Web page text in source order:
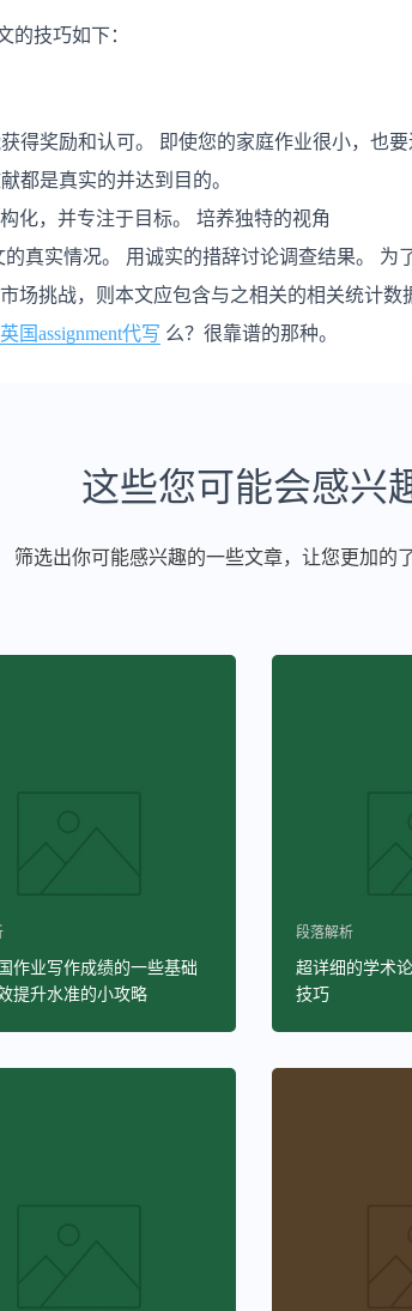
的技巧如下：
得奖励和认可。 即使您的家庭作业很小，也
都是真实的并达到目的。
化，并专注于目标。 培养独特的视角
真实情况。 用诚实的措辞讨论调查结果。
场挑战，则本文应包含与之相关的相关统计
英国assignment代写 么？很靠谱的那种。
这些您可能会感兴
筛选出你可能感兴趣的一些文章，让您更加的
作业写作成绩的一些基础
提升水准的小攻略
段落解析
超详细的学术
技巧